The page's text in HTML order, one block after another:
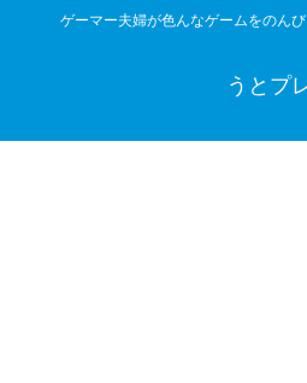
ゲーマー夫婦が色んなゲームをのん
うとプ